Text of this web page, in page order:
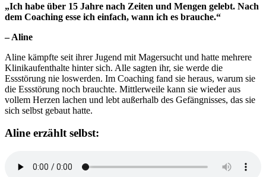
„Ich habe über 15 Jahre nach Zeiten und Mengen gelebt. Nach
dem Coaching esse ich einfach, wann ich es brauche.“
– Aline
Aline kämpfte seit ihrer Jugend mit Magersucht und hatte mehrere
Klinikaufenthalte hinter sich. Alle sagten ihr, sie werde die
Essstörung nie loswerden. Im Coaching fand sie heraus, warum sie
die Essstörung noch brauchte. Mittlerweile kann sie wieder aus
vollem Herzen lachen und lebt außerhalb des Gefängnisses, das sie
sich selbst gebaut hatte.
Aline erzählt selbst: